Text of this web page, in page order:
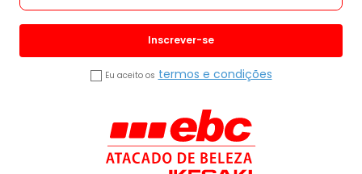
Inscrever-se
Eu aceito os termos e condições